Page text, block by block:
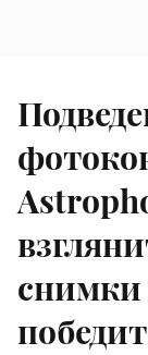
снимки